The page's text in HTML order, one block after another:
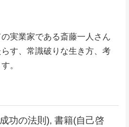
実業家である斎藤一人さん
す、常識破りな生き方、考
。
功の法則), 書籍(自己啓